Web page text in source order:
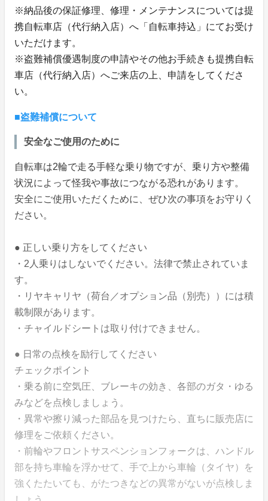
※納品後の保証修理、修理・メンテナンスについては提
携自転車店（代行納入店）へ「自転車持込」にてお受け
いただけます。
※盗難補償優遇制度の申請やその他お手続きも提携自転
車店（代行納入店）へご来店の上、申請をしてくださ
い。
■盗難補償について
安全なご使用のために
自転車は2輪で走る手軽な乗り物ですが、乗り方や整備
状況によって怪我や事故につながる恐れがあります。
安全にご使用いただくために、ぜひ次の事項をお守りく
ださい。
● 正しい乗り方をしてください
・2人乗りはしないでください。法律で禁止されていま
す。
・リヤキャリヤ（荷台／オプション品（別売））には積
載制限があります。
・チャイルドシートは取り付けできません。
● 日常の点検を励行してください
チェックポイント
・乗る前に空気圧、ブレーキの効き、各部のガタ・ゆる
みなどを点検しましょう。
・異常や擦り減った部品を見つけたら、直ちに販売店に
修理をご依頼ください。
・前輪やフロントサスペンションフォークは、ハンドル
部を持ち車輪を浮かせて、手で上から車輪（タイヤ）を
強くたたいても、がたつきなどの異常がないが点検しま